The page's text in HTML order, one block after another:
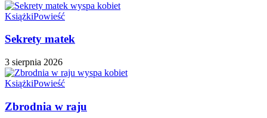
KsiążkiPowieść
Sekrety matek
3 sierpnia 2026
KsiążkiPowieść
Zbrodnia w raju